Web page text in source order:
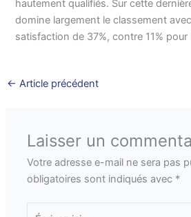
hautement qualifiés. Sur cette
domine largement le classement
satisfaction de 37%, contre 11% pour
← Article précédent
Laisser un
Votre adresse e-mail ne sera pas
obligatoires sont indiqués avec *
Écrivez